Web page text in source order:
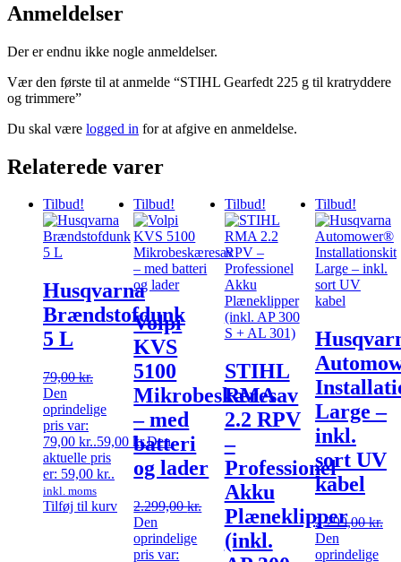
Anmeldelser
Der er endnu ikke nogle anmeldelser.
Vær den første til at anmelde “STIHL Gearfedt 225 g til kratryddere
og trimmere”
Du skal være logged in for at afgive en anmeldelse.
Relaterede varer
Tilbud!
Husqvarna
Brændstofdunk
5 L
79,00kr.
Den
oprindelige
pris var:
79,00 kr..59,00 kr.Den
aktuelle pris
er: 59,00 kr..
inkl. moms
Tilføj til kurv
Tilbud!
Volpi
KVS
5100
Mikrobeskæresav
– med
batteri
og lader
2.299,00kr.
Den
oprindelige
pris var:
Tilbud!
STIHL
RMA
2.2 RPV
–
Professionel
Akku
Plæneklipper
(inkl.
Tilbud!
Large –
inkl.
sort UV
kabel
2.299,00kr.
Den
oprindelige